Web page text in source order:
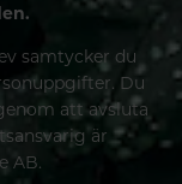
samtycker du
Du
att avsluta
är
AB.